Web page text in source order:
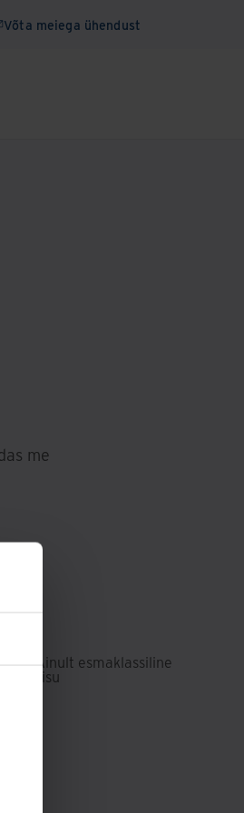
Võta meiega ühendust
me
Ainult esmaklassiline
sisu